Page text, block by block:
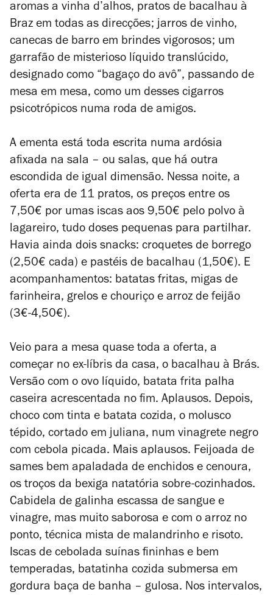
aromas a vinha d’alhos, pratos de bacalhau à
Braz em todas as direcções; jarros de vinho,
canecas de barro em brindes vigorosos; um
garrafão de misterioso líquido translúcido,
designado como “bagaço do avô”, passando de
mesa em mesa, como um desses cigarros
psicotrópicos numa roda de amigos.
A ementa está toda escrita numa ardósia
afixada na sala – ou salas, que há outra
escondida de igual dimensão. Nessa noite, a
oferta era de 11 pratos, os preços entre os
7,50€ por umas iscas aos 9,50€ pelo polvo à
lagareiro, tudo doses pequenas para partilhar.
Havia ainda dois snacks: croquetes de borrego
(2,50€ cada) e pastéis de bacalhau (1,50€). E
acompanhamentos: batatas fritas, migas de
farinheira, grelos e chouriço e arroz de feijão
(3€-4,50€).
Veio para a mesa quase toda a oferta, a
começar no ex-líbris da casa, o bacalhau à Brás.
Versão com o ovo líquido, batata frita palha
caseira acrescentada no fim. Aplausos. Depois,
choco com tinta e batata cozida, o molusco
tépido, cortado em juliana, num vinagrete negro
com cebola picada. Mais aplausos. Feijoada de
sames bem apaladada de enchidos e cenoura,
os troços da bexiga natatória sobre-cozinhados.
Cabidela de galinha escassa de sangue e
vinagre, mas muito saborosa e com o arroz no
ponto, técnica mista de malandrinho e risoto.
Iscas de cebolada suínas fininhas e bem
temperadas, batatinha cozida submersa em
gordura baça de banha – gulosa. Nos intervalos,